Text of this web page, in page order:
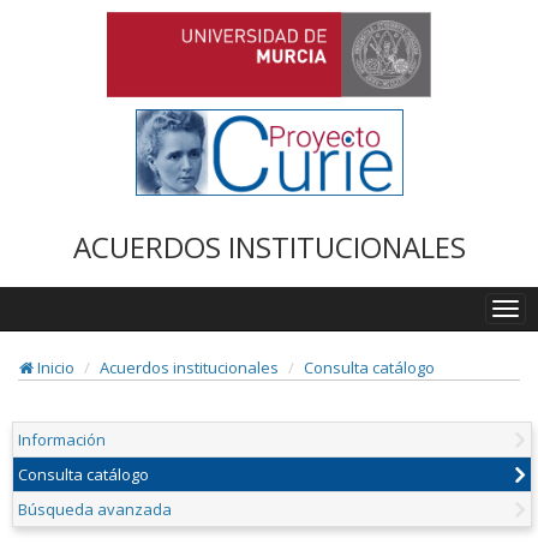
ACUERDOS INSTITUCIONALES
Inicio
Acuerdos institucionales Consulta catálogo
Información
Consulta catálogo
Búsqueda avanzada